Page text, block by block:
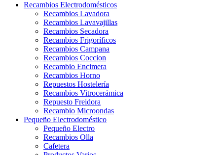
Recambios Electrodomésticos
Recambios Lavadora
Recambios Lavavajillas
Recambios Secadora
Recambios Frigoríficos
Recambios Campana
Recambios Coccion
Recambio Encimera
Recambios Horno
Repuestos Hostelería
Recambios Vitrocerámica
Repuesto Freidora
Recambio Microondas
Pequeño Electrodoméstico
Pequeño Electro
Recambios Olla
Cafetera